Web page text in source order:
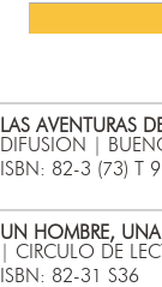
LAS AVENTURAS
DIFUSION |
ISBN: 82-3 (73) T
UN HOMBRE,
| CIRCULO DE
ISBN: 82-31 S36